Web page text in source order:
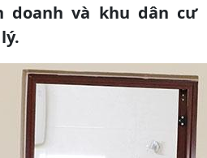
doanh và khu dân cư